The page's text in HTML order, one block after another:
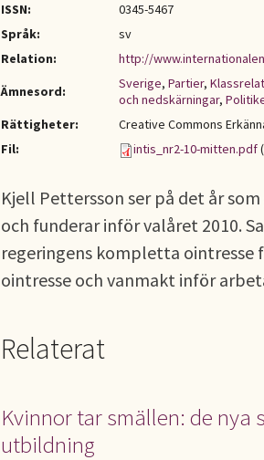
ISSN:
0345-5467
Språk:
sv
Relation:
http://
Ämnesord:
Sverige, Partier,
och nedskärningar,
Rättigheter:
Creative Commons
Fil:
intis_nr2-10-mitten.pdf
Kjell Pettersson ser på det år
och funderar inför valåret 2010.
regeringens kompletta ointresse
ointresse och vanmakt inför
Relaterat
Kvinnor tar smällen: de nya
utbildning